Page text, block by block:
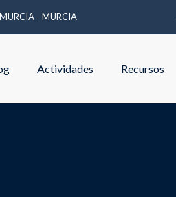
- MURCIA
Actividades Recursos